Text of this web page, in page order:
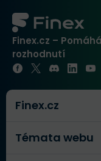
Finex.cz –
rozhodnutí
Finex.cz
Témata webu